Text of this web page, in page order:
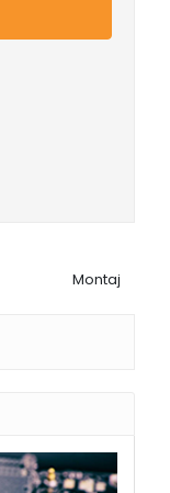
Montaj